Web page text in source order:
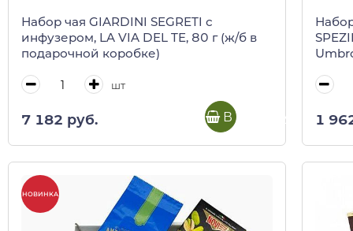
Набор чая GIARDINI SEGRETI с
инфузером, LA VIA DEL TE, 80 г (ж/б в
подарочной коробке)
шт
7 182 руб. В корзину 1
НОВИНКА